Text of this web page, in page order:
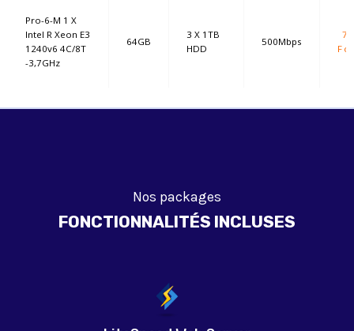
Pro-6-M 1 X
Intel R Xeon E3
1240v6 4C/8T
-3,7GHz
64GB
3 X 1TB
HDD
500Mbps
F
Nos packages
FONCTIONNALITÉS INCLUSES